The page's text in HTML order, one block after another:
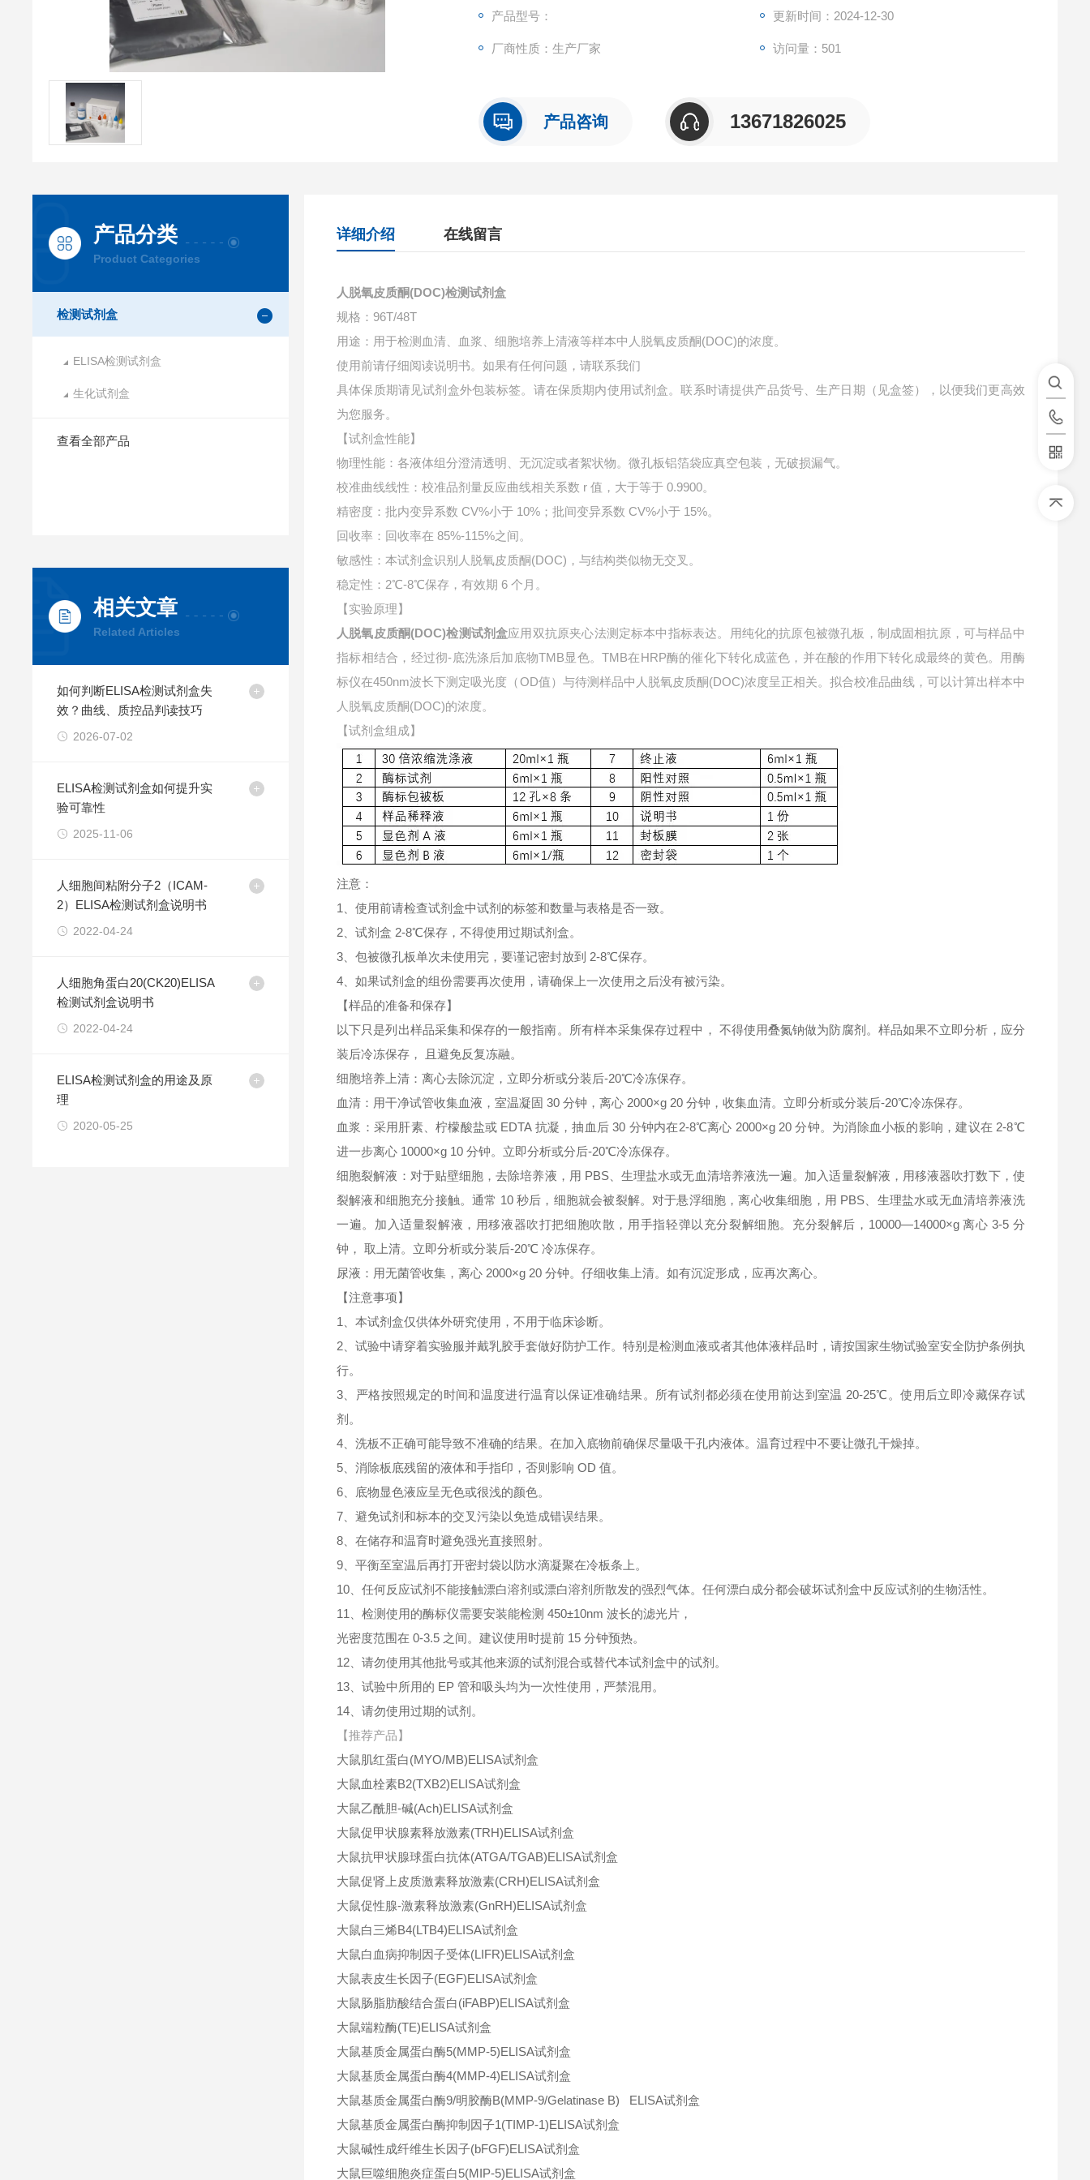
产品型号： 更新时间：2024-12-30
厂商性质：生产厂家 访问量：501
产品咨询 13671826025
产品分类
Product Categories
检测试剂盒
ELISA检测试剂盒
生化试剂盒
查看全部产品
相关文章
Related Articles
如何判断ELISA检测试剂盒失
效？曲线、质控品判读技巧
2026-07-02
ELISA检测试剂盒如何提升实
验可靠性
2025-11-06
人细胞间粘附分子2（ICAM-
2）ELISA检测试剂盒说明书
2022-04-24
人细胞角蛋白20(CK20)ELISA
检测试剂盒说明书
2022-04-24
ELISA检测试剂盒的用途及原
理
2020-05-25
详细介绍 在线留言
人脱氧皮质酮(DOC)检测试剂盒
规格：96T/48T
用途：用于检测血清、血浆、细胞培养上清液等样本中 人脱氧皮质酮(DOC)的浓度。
使用前请仔细阅读说明书。如果有任何问题，请联系我们
具体保质期请见试剂盒外包装标签。请在保质期内使用试剂盒。联系时请提供产品货号、生产日期（见盒签），以便我们更高效
为您服务。
【试剂盒性能】
物理性能：各液体组分澄清透明、无沉淀或者絮状物。微孔板铝箔袋应真空包装，无破损漏气。
校准曲线线性：校准品剂量反应曲线相关系数 r 值，大于等于 0.9900。
精密度：批内变异系数 CV%小于 10%；批间变异系数 CV%小于 15%。
回收率：回收率在 85%-115%之间。
敏感性：本试剂盒识别人脱氧皮质酮(DOC)，与结构类似物无交叉。
稳定性：2℃-8℃保存，有效期 6 个月。
【实验原理】
人脱氧皮质酮(DOC)检测试剂盒应用双抗原夹心法测定标本中指标表达。用纯化的抗原包被微孔板，制成固相抗原，可与样品中
指标相结合，经过彻-底洗涤后加底物TMB显色。TMB在HRP酶的催化下转化成蓝色，并在酸的作用下转化成最终的黄色。用酶
标仪在450nm波长下测定吸光度（OD值）与待测样品中 人脱氧皮质酮(DOC)浓度呈正相关。拟合校准品曲线，可以计算出样本中
人脱氧皮质酮(DOC)的浓度。
【试剂盒组成】
注意：
1、使用前请检查试剂盒中试剂的标签和数量与表格是否一致。
2、试剂盒 2-8℃保存，不得使用过期试剂盒。
3、包被微孔板单次未使用完，要谨记密封放到 2-8℃保存。
4、如果试剂盒的组份需要再次使用，请确保上一次使用之后没有被污染。
【样品的准备和保存】
以下只是列出样品采集和保存的一般指南。所有样本采集保存过程中， 不得使用叠氮钠做为防腐剂。样品如果不立即分析，应分
装后冷冻保存， 且避免反复冻融。
细胞培养上清：离心去除沉淀，立即分析或分装后-20℃冷冻保存。
血清：用干净试管收集血液，室温凝固 30 分钟，离心 2000×g 20 分钟，收集血清。立即分析或分装后-20℃冷冻保存。
血浆：采用肝素、柠檬酸盐或 EDTA 抗凝，抽血后 30 分钟内在2-8℃离心 2000×g 20 分钟。为消除血小板的影响，建议在 2-8℃
进一步离心 10000×g 10 分钟。立即分析或分后-20℃冷冻保存。
细胞裂解液：对于贴壁细胞，去除培养液，用 PBS、生理盐水或无血清培养液洗一遍。加入适量裂解液，用移液器吹打数下，使
裂解液和细胞充分接触。通常 10 秒后，细胞就会被裂解。对于悬浮细胞，离心收集细胞，用 PBS、生理盐水或无血清培养液洗
一遍。加入适量裂解液，用移液器吹打把细胞吹散，用手指轻弹以充分裂解细胞。充分裂解后，10000—14000×g 离心 3-5 分
钟， 取上清。立即分析或分装后-20℃ 冷冻保存。
尿液：用无菌管收集，离心 2000×g 20 分钟。仔细收集上清。如有沉淀形成，应再次离心。
【注意事项】
1、本试剂盒仅供体外研究使用，不用于临床诊断。
2、试验中请穿着实验服并戴乳胶手套做好防护工作。特别是检测血液或者其他体液样品时，请按国家生物试验室安全防护条例执
行。
3、严格按照规定的时间和温度进行温育以保证准确结果。所有试剂都必须在使用前达到室温 20-25℃。使用后立即冷藏保存试
剂。
4、洗板不正确可能导致不准确的结果。在加入底物前确保尽量吸干孔内液体。温育过程中不要让微孔干燥掉。
5、消除板底残留的液体和手指印，否则影响 OD 值。
6、底物显色液应呈无色或很浅的颜色。
7、避免试剂和标本的交叉污染以免造成错误结果。
8、在储存和温育时避免强光直接照射。
9、平衡至室温后再打开密封袋以防水滴凝聚在冷板条上。
10、任何反应试剂不能接触漂白溶剂或漂白溶剂所散发的强烈气体。任何漂白成分都会破坏试剂盒中反应试剂的生物活性。
11、检测使用的酶标仪需要安装能检测 450±10nm 波长的滤光片，
光密度范围在 0-3.5 之间。建议使用时提前 15 分钟预热。
12、请勿使用其他批号或其他来源的试剂混合或替代本试剂盒中的试剂。
13、试验中所用的 EP 管和吸头均为一次性使用，严禁混用。
14、请勿使用过期的试剂。
【推荐产品】
大鼠肌红蛋白(MYO/MB)ELISA试剂盒
大鼠血栓素B2(TXB2)ELISA试剂盒
大鼠乙酰胆-碱(Ach)ELISA试剂盒
大鼠促甲状腺素释放激素(TRH)ELISA试剂盒
大鼠抗甲状腺球蛋白抗体(ATGA/TGAB)ELISA试剂盒
大鼠促肾上皮质激素释放激素(CRH)ELISA试剂盒
大鼠促性腺-激素释放激素(GnRH)ELISA试剂盒
大鼠白三烯B4(LTB4)ELISA试剂盒
大鼠白血病抑制因子受体(LIFR)ELISA试剂盒
大鼠表皮生长因子(EGF)ELISA试剂盒
大鼠肠脂肪酸结合蛋白(iFABP)ELISA试剂盒
大鼠端粒酶(TE)ELISA试剂盒
大鼠基质金属蛋白酶5(MMP-5)ELISA试剂盒
大鼠基质金属蛋白酶4(MMP-4)ELISA试剂盒
大鼠基质金属蛋白酶9/明胶酶B(MMP-9/Gelatinase B) ELISA试剂盒
大鼠基质金属蛋白酶抑制因子1(TIMP-1)ELISA试剂盒
大鼠碱性成纤维生长因子(bFGF)ELISA试剂盒
大鼠巨噬细胞炎症蛋白5(MIP-5)ELISA试剂盒